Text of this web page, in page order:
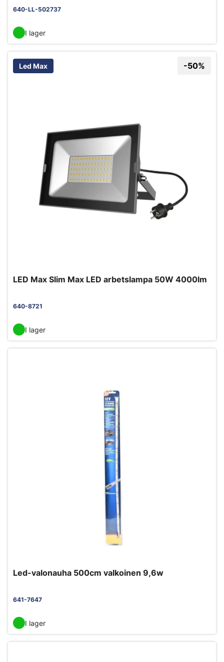
640-LL-502737
I lager
Led Max -50%
LED Max Slim Max LED arbetslampa 50W 4000lm
640-8721
I lager
Led-valonauha 500cm valkoinen 9,6w
641-7647
I lager